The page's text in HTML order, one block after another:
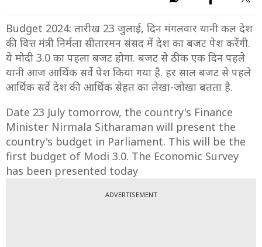
Budget 2024: तारीख 23 जुलाई, दिन मंगलवार यानी कल देश
की वित्त मंत्री निर्मला सीतारमन संसद में देश का बजट पेश करेंगी.
ये मोदी 3.0 का पहला बजट होगा. बजट से ठीक एक दिन पहले
यानी आज आर्थिक सर्वे पेश किया गया है. हर साल बजट से पहले
आर्थिक सर्वे देश की आर्थिक सेहत का लेखा-जोखा बतता है.
Date 23 July tomorrow, the country's Finance
Minister Nirmala Sitharaman will present the
country's budget in Parliament. This will be the
first budget of Modi 3.0. The Economic Survey
has been presented today
ADVERTISEMENT